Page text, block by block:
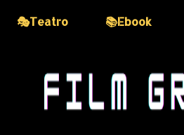
🎭Teatro
📚Ebook